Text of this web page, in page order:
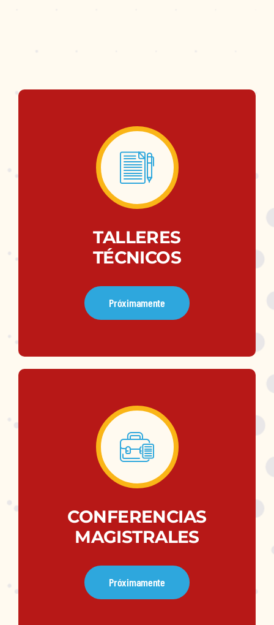
TALLERES
TÉCNICOS
Próximamente
CONFERENCIAS
MAGISTRALES
Próximamente